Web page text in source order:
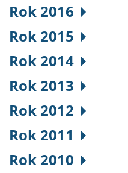
Rok 2016
Rok 2015
Rok 2014
Rok 2013
Rok 2012
Rok 2011
Rok 2010